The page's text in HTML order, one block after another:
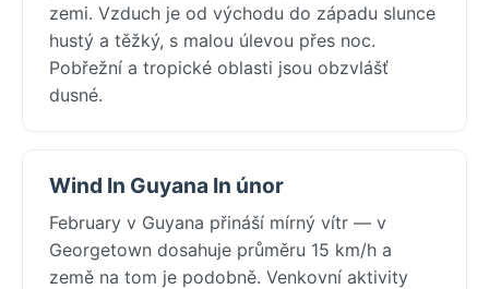
zemi. Vzduch je od východu do západu slunce
hustý a těžký, s malou úlevou přes noc.
Pobřežní a tropické oblasti jsou obzvlášť
dusné.
Wind In Guyana In únor
February v Guyana přináší mírný vítr — v
Georgetown dosahuje průměru 15 km/h a
země na tom je podobně. Venkovní aktivity